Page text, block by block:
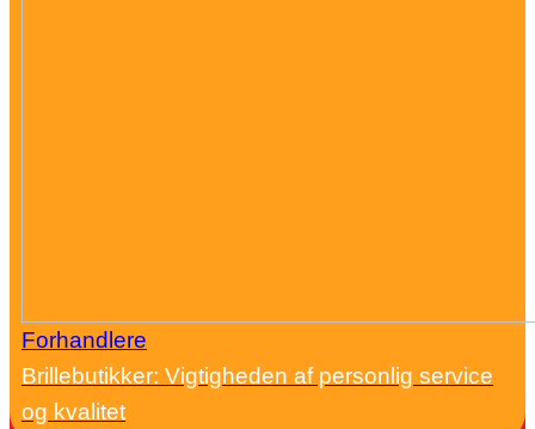
Forhandlere
Brillebutikker: Vigtigheden af personlig service
og kvalitet